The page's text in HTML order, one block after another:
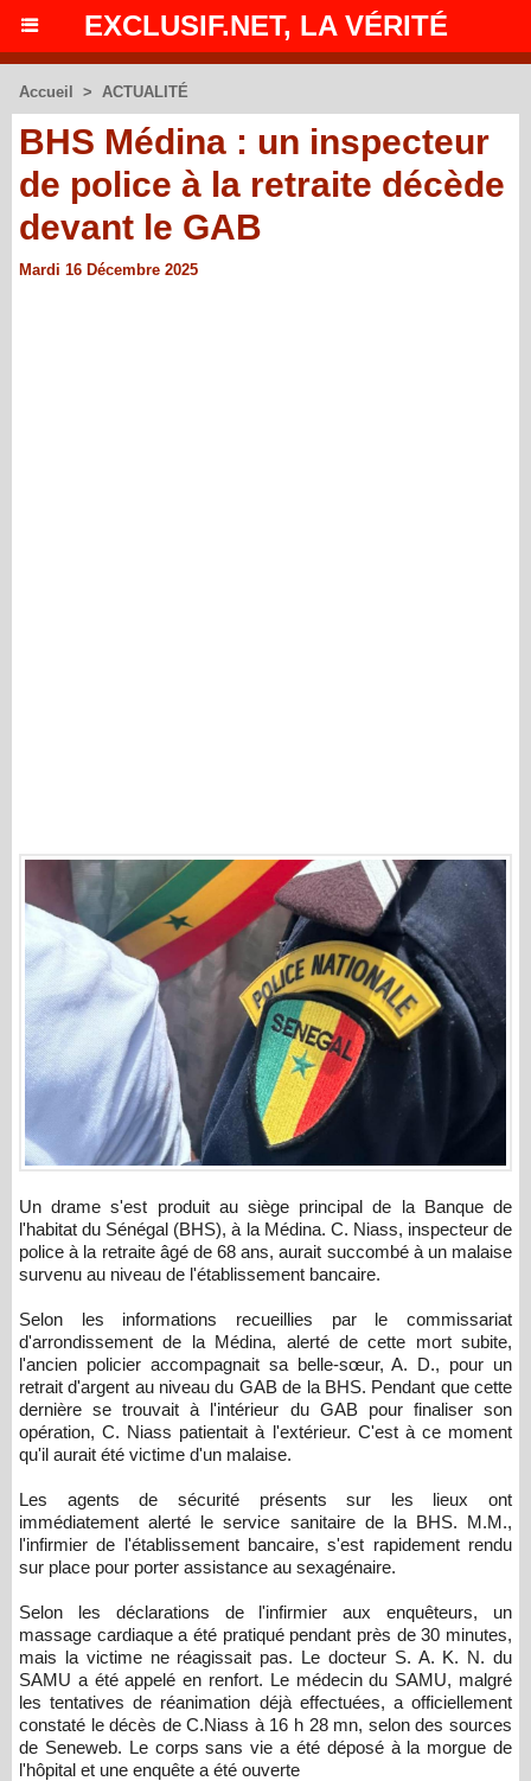
EXCLUSIF.NET, LA VÉRITÉ
Accueil > ACTUALITÉ
BHS Médina : un inspecteur
de police à la retraite décède
devant le GAB
Mardi 16 Décembre 2025
Un drame s'est produit au siège principal de la Banque de
l'habitat du Sénégal (BHS), à la Médina. C. Niass, inspecteur de
police à la retraite âgé de 68 ans, aurait succombé à un malaise
survenu au niveau de l'établissement bancaire.
Selon les informations recueillies par le commissariat
d'arrondissement de la Médina, alerté de cette mort subite,
l'ancien policier accompagnait sa belle-sœur, A. D., pour un
retrait d'argent au niveau du GAB de la BHS. Pendant que cette
dernière se trouvait à l'intérieur du GAB pour finaliser son
opération, C. Niass patientait à l'extérieur. C'est à ce moment
qu'il aurait été victime d'un malaise.
Les agents de sécurité présents sur les lieux ont
immédiatement alerté le service sanitaire de la BHS. M.M.,
l'infirmier de l'établissement bancaire, s'est rapidement rendu
sur place pour porter assistance au sexagénaire.
Selon les déclarations de l'infirmier aux enquêteurs, un
massage cardiaque a été pratiqué pendant près de 30 minutes,
mais la victime ne réagissait pas. Le docteur S. A. K. N. du
SAMU a été appelé en renfort. Le médecin du SAMU, malgré
les tentatives de réanimation déjà effectuées, a officiellement
constaté le décès de C.Niass à 16 h 28 mn, selon des sources
de Seneweb. Le corps sans vie a été déposé à la morgue de
l'hôpital et une enquête a été ouverte